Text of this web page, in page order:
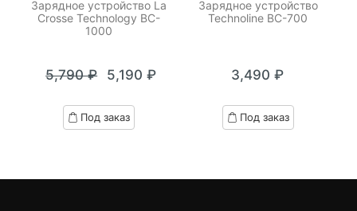
Зарядное устройство La
Crosse Technology BC-
1000
5,790₽
Первоначальная
цена
составляла
5,190₽
Текущая
цена:
5,190 ₽.
Под заказ
Зарядное устройство
Technoline BC-700
3,490 ₽
Под заказ